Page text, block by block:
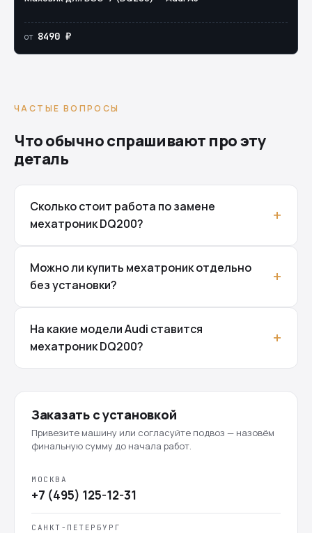
от 8490 ₽
ЧАСТЫЕ ВОПРОСЫ
Что обычно спрашивают про эту
деталь
Сколько стоит работа по замене
мехатроник DQ200?
Можно ли купить мехатроник отдельно
без установки?
На какие модели Audi ставится
мехатроник DQ200?
Заказать с установкой
Привезите машину или согласуйте подвоз — назовём
финальную сумму до начала работ.
МОСКВА
+7 (495) 125-12-31
САНКТ-ПЕТЕРБУРГ